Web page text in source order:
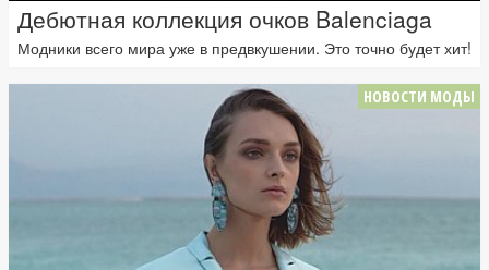
Дебютная коллекция очков Balenciaga
Модники всего мира уже в предвкушении. Это точно будет хит!
НОВОСТИ МОДЫ